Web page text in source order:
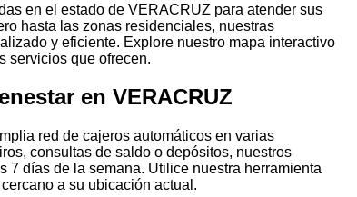
en el estado de VERACRUZ para atender sus
hasta las zonas residenciales, nuestras
y eficiente. Explore nuestro mapa interactivo
servicios que ofrecen.
en VERACRUZ
red de cajeros automáticos en varias
consultas de saldo o depósitos, nuestros
días de la semana. Utilice nuestra herramienta
a su ubicación actual.